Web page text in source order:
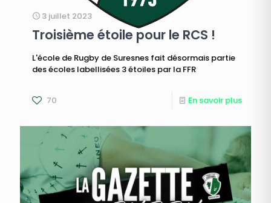
3 juillet 2023
Troisième étoile pour le RCS !
L'école de Rugby de Suresnes fait désormais partie
des écoles labellisées 3 étoiles par la FFR
70 En savoir plus